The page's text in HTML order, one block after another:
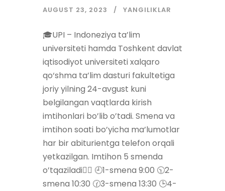
AUGUST 23, 2023 YANGILIKLAR
🎓UPI – Indoneziya ta’lim
universiteti hamda Toshkent davlat
iqtisodiyot universiteti xalqaro
qo‘shma ta’lim dasturi fakultetiga
joriy yilning 24-avgust kuni
belgilangan vaqtlarda kirish
imtihonlari bo’lib o’tadi. Smena va
imtihon soati bo’yicha ma’lumotlar
har bir abiturientga telefon orqali
yetkazilgan. Imtihon 5 smenda
o’tqaziladi👇🏻 🕘1-smena 9:00 🕥2-
smena 10:30 🕜3-smena 13:30 🕒4-